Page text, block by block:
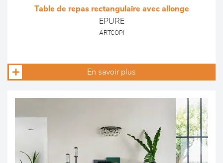
Table de repas rectangulaire avec allonge
EPURE
ARTCOPI
En savoir plus